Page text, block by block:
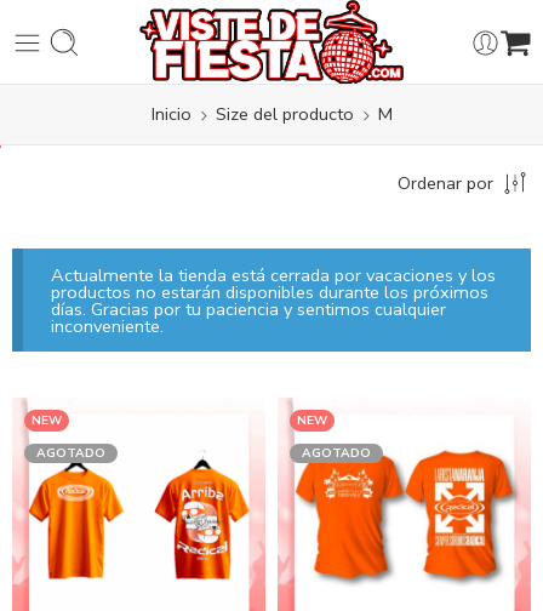
Inicio Size del producto M
Ordenar por
Actualmente la tienda está cerrada por vacaciones y los
productos no estarán disponibles durante los próximos
días. Gracias por tu paciencia y sentimos cualquier
inconveniente.
NEW
AGOTADO
NEW
AGOTADO